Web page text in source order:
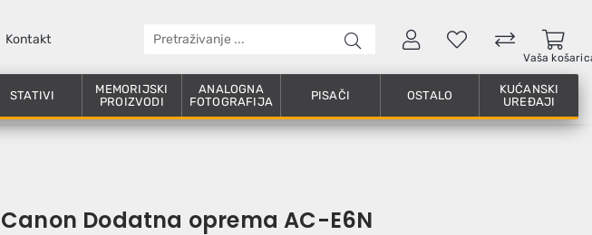
Kontakt
Vaša
STATIVI
MEMORIJSKI
PROIZVODI
ANALOGNA
FOTOGRAFIJA
PISAČI OSTALO
KUĆANSKI
UREĐAJI
Canon Dodatna oprema AC-E6N